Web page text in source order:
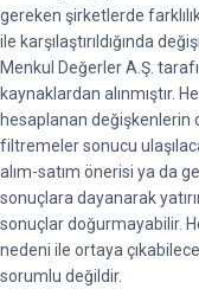
gereken şirketlerde
ile karşılaştırıldığında
Menkul Değerler A.Ş.
kaynaklardan alınmıştır.
hesaplanan değişkenlerin
filtremeler sonucu
alım-satım önerisi ya da
sonuçlara dayanarak
sonuçlar doğurmayabilir.
nedeni ile ortaya
sorumlu değildir.